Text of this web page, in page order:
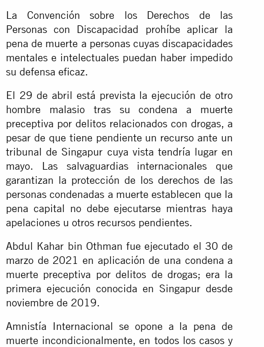
La Convención sobre los Derechos de las
Personas con Discapacidad prohíbe aplicar la
pena de muerte a personas cuyas discapacidades
mentales e intelectuales puedan haber impedido
su defensa eficaz.
El 29 de abril está prevista la ejecución de otro
hombre malasio tras su condena a muerte
preceptiva por delitos relacionados con drogas, a
pesar de que tiene pendiente un recurso ante un
tribunal de Singapur cuya vista tendría lugar en
mayo. Las salvaguardias internacionales que
garantizan la protección de los derechos de las
personas condenadas a muerte establecen que la
pena capital no debe ejecutarse mientras haya
apelaciones u otros recursos pendientes.
Abdul Kahar bin Othman fue ejecutado el 30 de
marzo de 2021 en aplicación de una condena a
muerte preceptiva por delitos de drogas; era la
primera ejecución conocida en Singapur desde
noviembre de 2019.
Amnistía Internacional se opone a la pena de
muerte incondicionalmente, en todos los casos y